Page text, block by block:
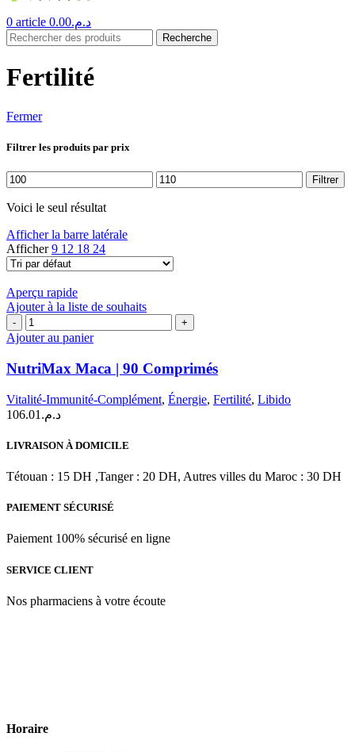
0 article د.م.0.00
Recherche
Fertilité
Fermer
Filtrer les produits par prix
Prix
min
Prix
max
Filtrer
Voici le seul résultat
Afficher la barre latérale
Afficher9 12 18 24
Aperçu rapide
Ajouter à la liste de souhaits
quantité
de
NutriMax
Maca
|
Comprimés
Ajouter au panier
NutriMax Maca | 90 Comprimés
Vitalité-Immunité-Complément, Énergie, Fertilité, Libido
د.م. 106.01
LIVRAISON À DOMICILE
Tétouan : 15 DH ,Tanger : 20 DH, Autres villes du Maroc : 30 DH
PAIEMENT SÉCURISÉ
Paiement 100% sécurisé en ligne
SERVICE CLIENT
Nos pharmaciens à votre écoute
Horaire